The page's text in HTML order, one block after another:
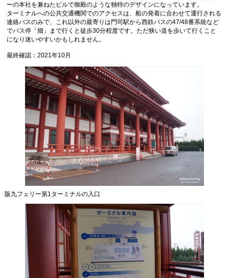
国際航路
海外航路
あの船は今？
船を眺める
船旅をもっと楽しく
Photo BBS
Text BBS
ーの本社を兼ねたビルで御殿のような独特のデザインになっています。
ターミナルへの公共交通機関でのアクセスは、船の発着に合わせて運行される
連絡バスのみで、これ以外の最寄りは門司駅から西鉄バスの47/48番系統など
でバス停「畑」まで行くと徒歩30分程度です。ただ狭い道を歩いて行くこと
になり迷いやすいかもしれません。
最終確認：2021年10月
阪九フェリー第1ターミナルの入口